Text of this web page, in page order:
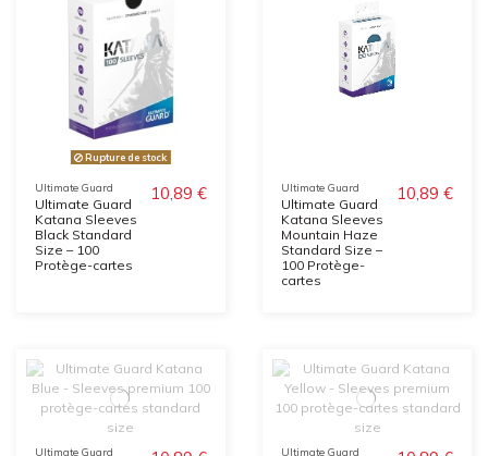
Rupture de stock
Ultimate Guard
Ultimate Guard
Katana Sleeves
Black Standard
Size – 100
Protège-cartes
10,89 € Ultimate Guard
Ultimate Guard
Katana Sleeves
Mountain Haze
Standard Size –
100 Protège-
cartes
10,89 €
Ultimate Guard Ultimate Guard